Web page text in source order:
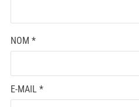
NOM *
E-MAIL *